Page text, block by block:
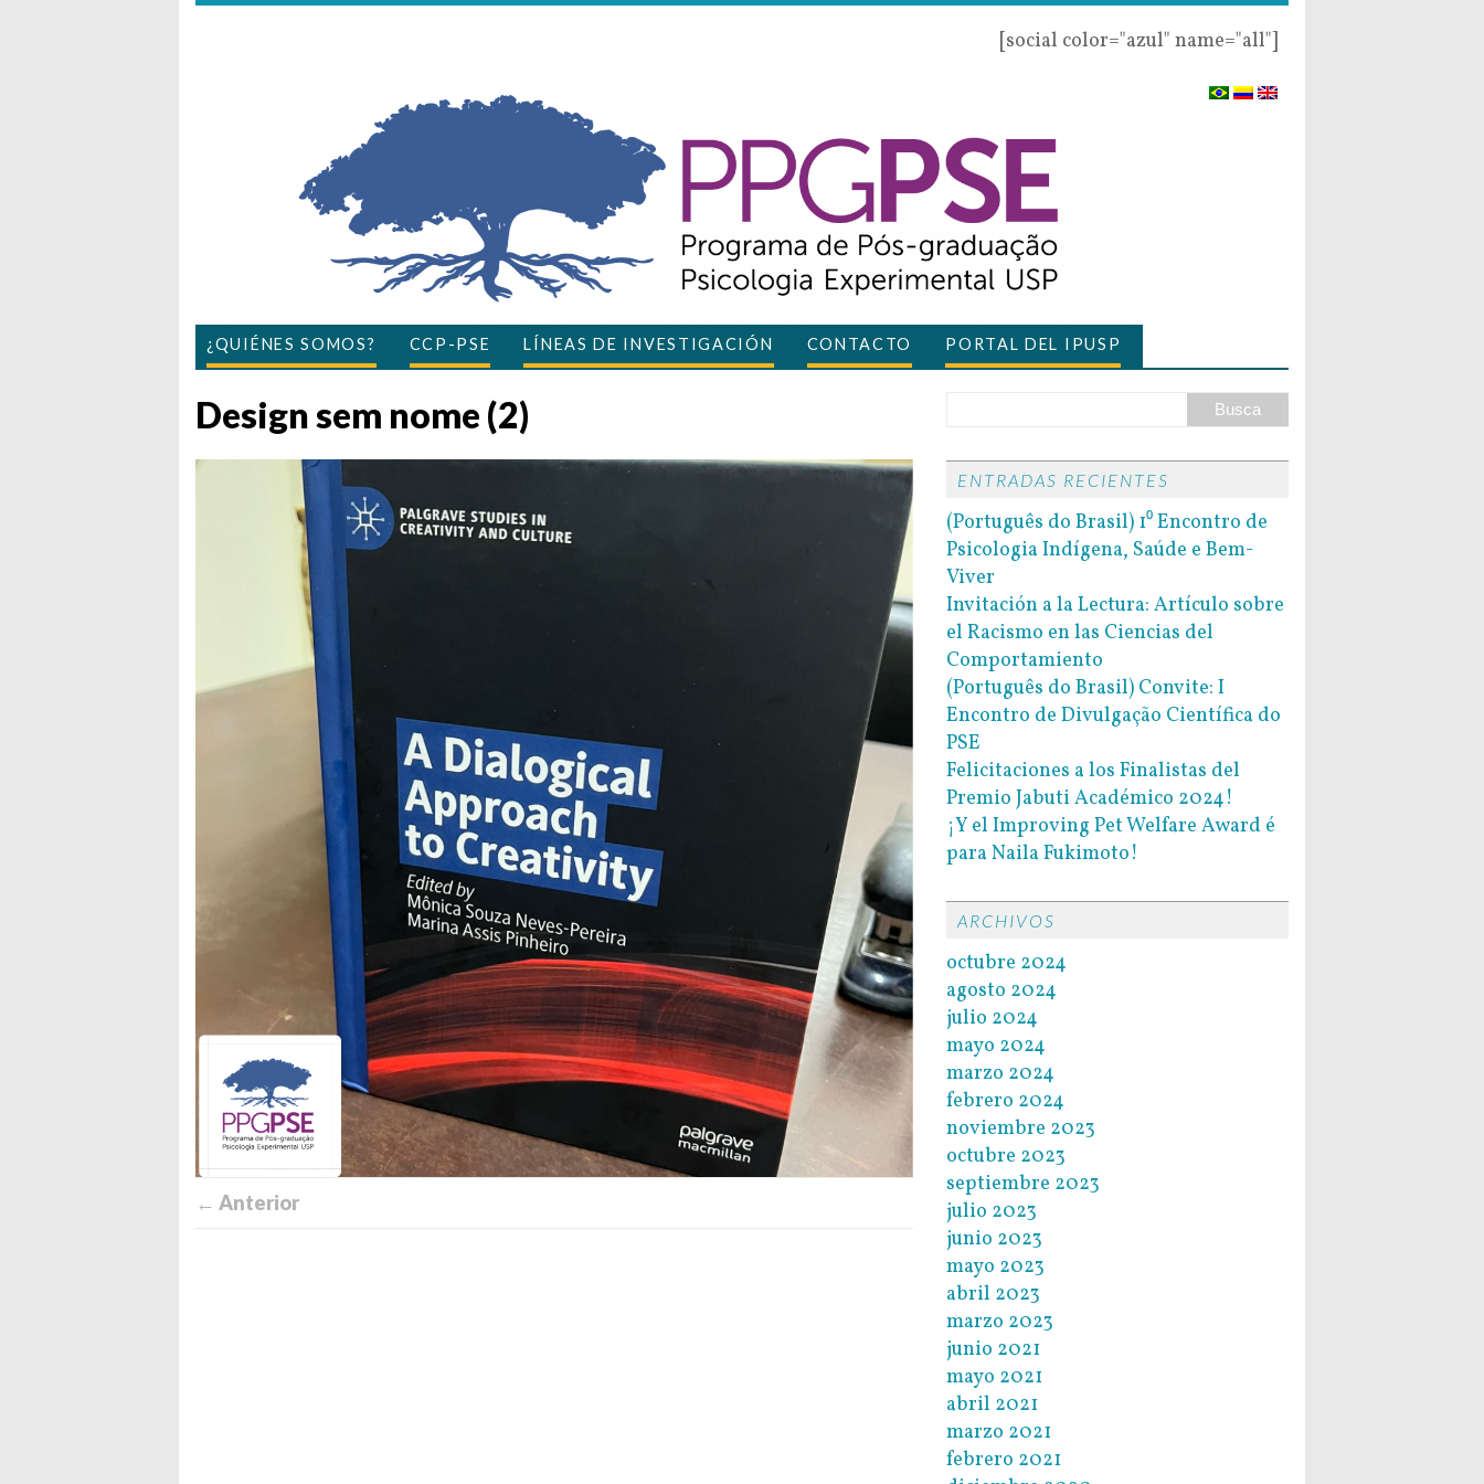
[social color="azul" name="all"]
¿QUIÉNES SOMOS? CCP-PSE LÍNEAS DE INVESTIGACIÓN CONTACTO PORTAL DEL IPUSP
Design sem nome (2)
← Anterior
ENTRADAS RECIENTES
(Português do Brasil) 1⁰ Encontro de
Psicologia Indígena, Saúde e Bem-
Viver
Invitación a la Lectura: Artículo sobre
el Racismo en las Ciencias del
Comportamiento
(Português do Brasil) Convite: I
Encontro de Divulgação Científica do
PSE
Felicitaciones a los Finalistas del
Premio Jabuti Académico 2024!
¡Y el Improving Pet Welfare Award é
para Naila Fukimoto!
ARCHIVOS
octubre 2024
agosto 2024
julio 2024
mayo 2024
marzo 2024
febrero 2024
noviembre 2023
octubre 2023
septiembre 2023
julio 2023
junio 2023
mayo 2023
abril 2023
marzo 2023
junio 2021
mayo 2021
abril 2021
marzo 2021
febrero 2021